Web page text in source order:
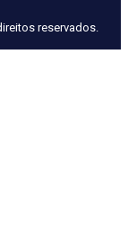
reservados.